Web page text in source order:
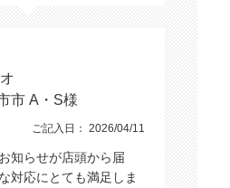
市 A・S様
ご記入日： 2026/04/11
知らせが店頭から届
対応にとても満足しま